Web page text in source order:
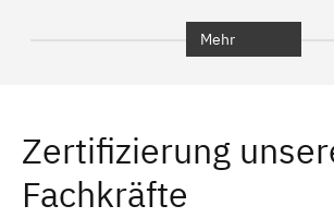
Erlangen
Bayreuth
Mehr
Zertifizierung
Fachkräfte